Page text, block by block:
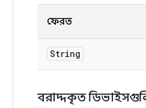
ফেরত
String
বরাদ্দকৃত